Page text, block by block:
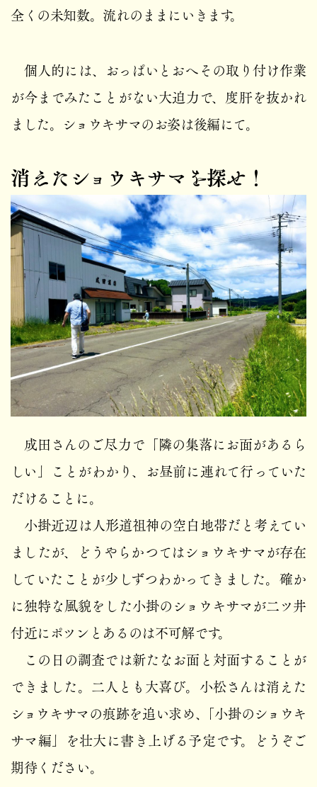
全くの未知数。流れのままにいきます。
個人的には、おっぱいとおへその取り付け作業
が今までみたことがない大迫力で、度肝を抜かれ
ました。ショウキサマのお姿は後編にて。
消えたショウキサマを探せ！
成田さんのご尽力で「隣の集落にお面があるら
しい」ことがわかり、お昼前に連れて行っていた
だけることに。
小掛近辺は人形道祖神の空白地帯だと考えてい
ましたが、どうやらかつてはショウキサマが存在
していたことが少しずつわかってきました。確か
に独特な風貌をした小掛のショウキサマが二ツ井
付近にポツンとあるのは不可解です。
この日の調査では新たなお面と対面することが
できました。二人とも大喜び。小松さんは消えた
ショウキサマの痕跡を追い求め、「小掛のショウキ
サマ編」を壮大に書き上げる予定です。どうぞご
期待ください。